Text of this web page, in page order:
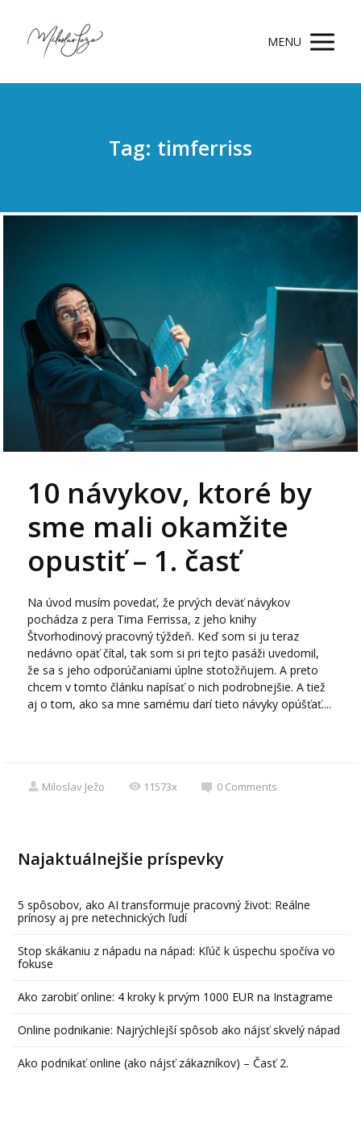
MENU
Tag: timferriss
10 návykov, ktoré by
sme mali okamžite
opustiť – 1. časť
Na úvod musím povedať, že prvých deväť návykov
pochádza z pera Tima Ferrissa, z jeho knihy
Štvorhodinový pracovný týždeň. Keď som si ju teraz
nedávno opäť čítal, tak som si pri tejto pasáži uvedomil,
že sa s jeho odporúčaniami úplne stotožňujem. A preto
chcem v tomto článku napísať o nich podrobnejšie. A tiež
aj o tom, ako sa mne samému darí tieto návyky opúšťať....
Miloslav Ježo 11573x 0 Comments
Najaktuálnejšie príspevky
5 spôsobov, ako AI transformuje pracovný život: Reálne
prínosy aj pre netechnických ľudí
Stop skákaniu z nápadu na nápad: Kľúč k úspechu spočíva vo
fokuse
Ako zarobiť online: 4 kroky k prvým 1000 EUR na Instagrame
Online podnikanie: Najrýchlejší spôsob ako nájsť skvelý nápad
Ako podnikať online (ako nájsť zákazníkov) – Časť 2.